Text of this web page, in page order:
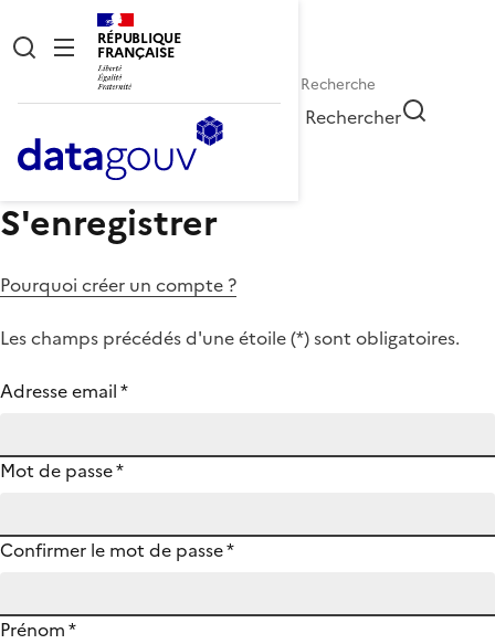
RÉPUBLIQUE
FRANÇAISE
Rechercher
S'enregistrer
Pourquoi créer un compte ?
Les champs précédés d'une étoile (*) sont obligatoires.
Adresse email*
Mot de passe*
Confirmer le mot de passe*
Prénom*